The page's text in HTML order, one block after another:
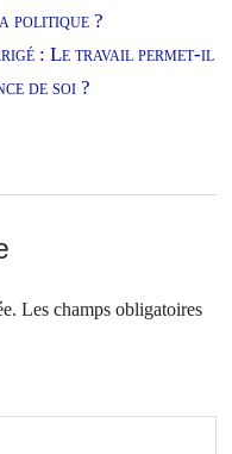
politique ?
: Le travail permet-il
de soi ?
Les champs obligatoires